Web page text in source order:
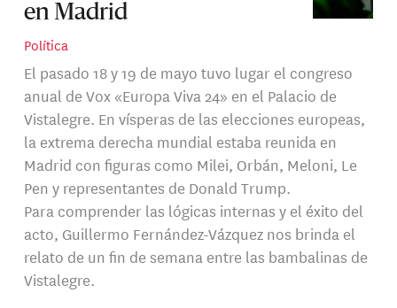
en Madrid
Política
El pasado 18 y 19 de mayo tuvo lugar el congreso
anual de Vox «Europa Viva 24» en el Palacio de
Vistalegre. En vísperas de las elecciones europeas,
la extrema derecha mundial estaba reunida en
Madrid con figuras como Milei, Orbán, Meloni, Le
Pen y representantes de Donald Trump.
Para comprender las lógicas internas y el éxito del
acto, Guillermo Fernández-Vázquez nos brinda el
relato de un fin de semana entre las bambalinas de
Vistalegre.